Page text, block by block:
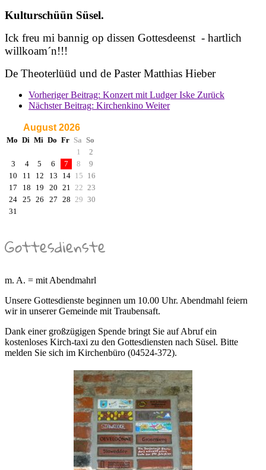
Kulturschüün Süsel.
Ick freu mi bannig op dissen Gottesdeenst - hartlich
willkoam´n!!!
De Theoterlüüd und de Paster Matthias Hieber
Vorheriger Beitrag: Konzert mit Ludger Iske Zurück
Nächster Beitrag: Kirchenkino Weiter
August 2026
Mo Di Mi Do Fr Sa So
1
2
3
4 5 6 7 8
9
10
11 12 13 14 15 16
17
18 19 20 21 22 23
24 25 26 27 28 29 30
31
Gottesdienste
m. A. = mit Abendmahrl
Unsere Gottesdienste beginnen um 10.00 Uhr. Abendmahl feiern
wir in unserer Gemeinde mit Traubensaft.
Dank einer großzügigen Spende bringt Sie auf Abruf ein
kostenloses Kirch-taxi zu den Gottesdiensten nach Süsel. Bitte
melden Sie sich im Kirchenbüro (04524-372).